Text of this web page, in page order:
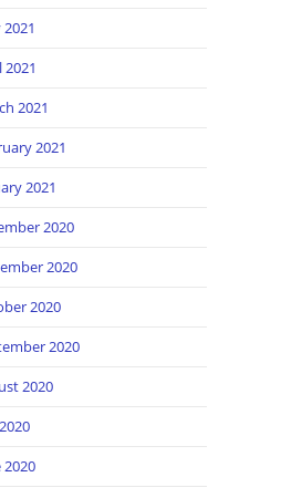
2021
2021
2021
2021
2020
2020
2020
2020
2020
2020